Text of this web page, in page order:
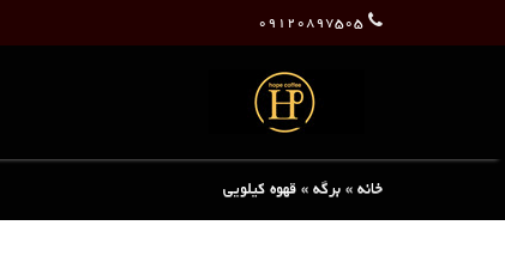
۰۹۱۲۰۸۹۷۵۰۵
خانه » برگه » قهوه کیلویی